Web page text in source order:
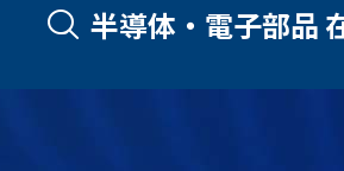
半導体・電子部品